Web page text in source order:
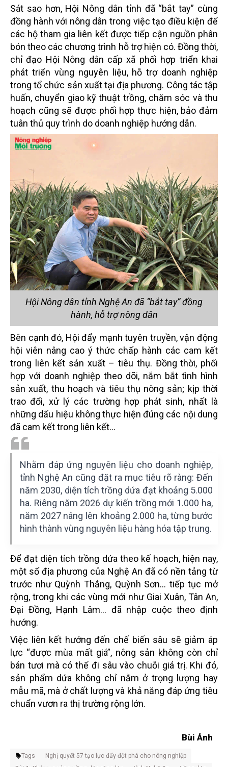
Sát sao hơn, Hội Nông dân tỉnh đã “bắt tay” cùng
đồng hành với nông dân trong việc tạo điều kiện để
các hộ tham gia liên kết được tiếp cận nguồn phân
bón theo các chương trình hỗ trợ hiện có. Đồng thời,
chỉ đạo Hội Nông dân cấp xã phối hợp triển khai
phát triển vùng nguyên liệu, hỗ trợ doanh nghiệp
trong tổ chức sản xuất tại địa phương. Công tác tập
huấn, chuyển giao kỹ thuật trồng, chăm sóc và thu
hoạch cũng sẽ được phối hợp thực hiện, bảo đảm
tuân thủ quy trình do doanh nghiệp hướng dẫn.
Hội Nông dân tỉnh Nghệ An đã “bắt tay” đồng
hành, hỗ trợ nông dân
Bên cạnh đó, Hội đẩy mạnh tuyên truyền, vận động
hội viên nâng cao ý thức chấp hành các cam kết
trong liên kết sản xuất – tiêu thụ. Đồng thời, phối
hợp với doanh nghiệp theo dõi, nắm bắt tình hình
sản xuất, thu hoạch và tiêu thụ nông sản; kịp thời
trao đổi, xử lý các trường hợp phát sinh, nhất là
những dấu hiệu không thực hiện đúng các nội dung
đã cam kết trong liên kết…
Nhằm đáp ứng nguyên liệu cho doanh nghiệp,
tỉnh Nghệ An cũng đặt ra mục tiêu rõ ràng: Đến
năm 2030, diện tích trồng dứa đạt khoảng 5.000
ha. Riêng năm 2026 dự kiến trồng mới 1.000 ha,
năm 2027 nâng lên khoảng 2.000 ha, từng bước
hình thành vùng nguyên liệu hàng hóa tập trung.
Để đạt diện tích trồng dứa theo kế hoạch, hiện nay,
một số địa phương của Nghệ An đã có nền tảng từ
trước như Quỳnh Thắng, Quỳnh Sơn… tiếp tục mở
rộng, trong khi các vùng mới như Giai Xuân, Tân An,
Đại Đồng, Hạnh Lâm… đã nhập cuộc theo định
hướng.
Việc liên kết hướng đến chế biến sâu sẽ giảm áp
lực “được mùa mất giá”, nông sản không còn chỉ
bán tươi mà có thể đi sâu vào chuỗi giá trị. Khi đó,
sản phẩm dứa không chỉ nằm ở trọng lượng hay
mẫu mã, mà ở chất lượng và khả năng đáp ứng tiêu
chuẩn vươn ra thị trường rộng lớn.
Bùi Ánh
Tags
Nghị quyết 57 tạo lực đẩy đột phá cho nông nghiệp